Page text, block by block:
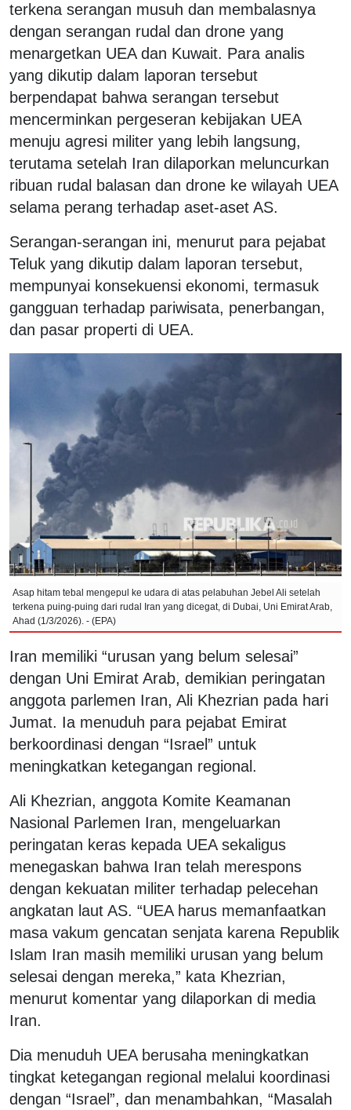
terkena serangan musuh dan membalasnya
dengan serangan rudal dan drone yang
menargetkan UEA dan Kuwait. Para analis
yang dikutip dalam laporan tersebut
berpendapat bahwa serangan tersebut
mencerminkan pergeseran kebijakan UEA
menuju agresi militer yang lebih langsung,
terutama setelah Iran dilaporkan meluncurkan
ribuan rudal balasan dan drone ke wilayah UEA
selama perang terhadap aset-aset AS.
Serangan-serangan ini, menurut para pejabat
Teluk yang dikutip dalam laporan tersebut,
mempunyai konsekuensi ekonomi, termasuk
gangguan terhadap pariwisata, penerbangan,
dan pasar properti di UEA.
Asap hitam tebal mengepul ke udara di atas pelabuhan Jebel Ali setelah
terkena puing-puing dari rudal Iran yang dicegat, di Dubai, Uni Emirat Arab,
Ahad (1/3/2026). - (EPA)
Iran memiliki “urusan yang belum selesai”
dengan Uni Emirat Arab, demikian peringatan
anggota parlemen Iran, Ali Khezrian pada hari
Jumat. Ia menuduh para pejabat Emirat
berkoordinasi dengan “Israel” untuk
meningkatkan ketegangan regional.
Ali Khezrian, anggota Komite Keamanan
Nasional Parlemen Iran, mengeluarkan
peringatan keras kepada UEA sekaligus
menegaskan bahwa Iran telah merespons
dengan kekuatan militer terhadap pelecehan
angkatan laut AS. “UEA harus memanfaatkan
masa vakum gencatan senjata karena Republik
Islam Iran masih memiliki urusan yang belum
selesai dengan mereka,” kata Khezrian,
menurut komentar yang dilaporkan di media
Iran.
Dia menuduh UEA berusaha meningkatkan
tingkat ketegangan regional melalui koordinasi
dengan “Israel”, dan menambahkan, “Masalah